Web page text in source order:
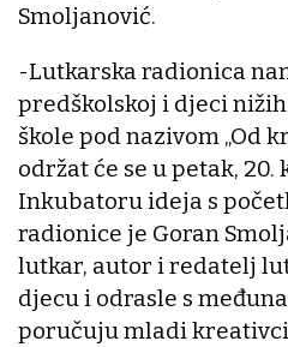
Smoljanović.
-Lutkarska radionica
predškolskoj i djeci
škole pod nazivom „Od
održat će se u petak, 20.
Inkubatoru ideja s
radionice je Goran
lutkar, autor i redatelj
djecu i odrasle s
poručuju mladi